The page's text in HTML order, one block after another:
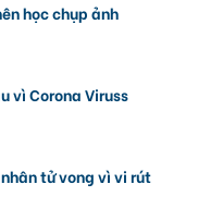
học chụp ảnh
vì Corona Viruss
tử vong vì vi rút